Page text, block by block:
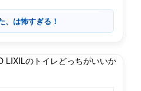
、は怖すぎる！